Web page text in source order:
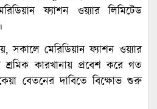
ফ্যাশন ওয়্যার লিমিটেড
সকালে মেরিডিয়ান ফ্যাশন ওয়্যার
শ্রমিক কারখানায় প্রবেশ করে গত
বেতনের দাবিতে বিক্ষোভ শুরু